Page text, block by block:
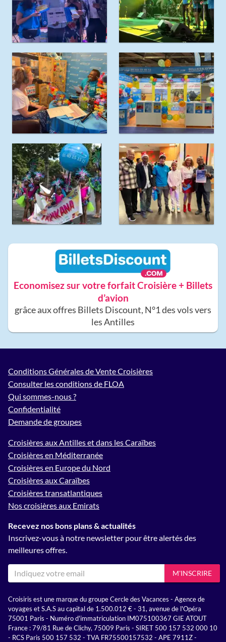
Economisez sur votre forfait Croisière + Billets
d’avion
grâce aux offres Billets Discount, N°1 des vols vers
les Antilles
Conditions Générales de Vente Croisières
Consulter les conditions de FLOA
Qui sommes-nous ?
Confidentialité
Demande de groupes
Croisières aux Antilles et dans les Caraïbes
Croisières en Méditerranée
Croisières en Europe du Nord
Croisières aux Caraïbes
Croisières transatlantiques
Nos croisières aux Emirats
Recevez nos bons plans & actualités
Inscrivez-vous à notre newsletter pour être alertés des
meilleures offres.
M'INSCRIRE
Croisiris est une marque du groupe Cercle des Vacances - Agence de
voyages et S.A.S au capital de 1.500.012 € - 31, avenue de l'Opéra
75001 Paris - Numéro d'immatriculation IM075100367 GIE ATOUT
France : 79/81 Rue de Clichy, 75009 Paris - SIRET 500 157 532 000 10
- RCS Paris 500 157 532 - TVA FR75500157532 - APE 7911Z -